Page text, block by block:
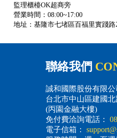
監理櫃檯OK超商旁
營業時間：08:00~17:00
地址：基隆市七堵區百福里實踐路
聯絡我們
誠和國際股份有限公
台北市中山區建國
(丙園金融大樓)
免付費洽詢電話：
電子信箱：